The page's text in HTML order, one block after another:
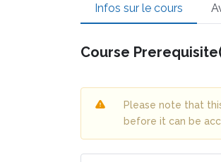
Infos sur le cours
Course
Please note that
before it can be